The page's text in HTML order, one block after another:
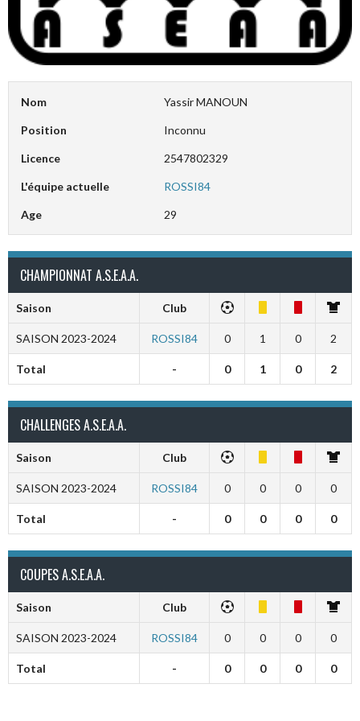
Nom Yassir MANOUN
Position Inconnu
Licence 2547802329
L'équipe actuelle ROSSI84
Age 29
CHAMPIONNAT A.S.E.A.A.
Saison Club
SAISON 2023-2024 ROSSI84 0 1 0 2
Total - 0 1 0 2
CHALLENGES A.S.E.A.A.
Saison Club
SAISON 2023-2024 ROSSI84 0 0 0 0
Total - 0 0 0 0
COUPES A.S.E.A.A.
Saison Club
SAISON 2023-2024 ROSSI84 0 0 0 0
Total - 0 0 0 0